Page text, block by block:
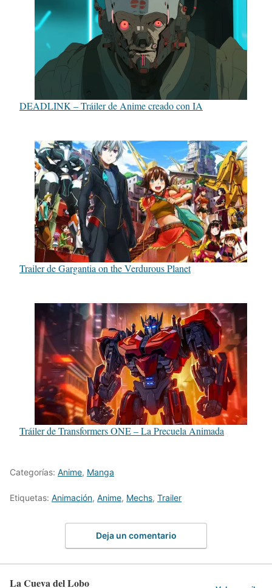
DEADLINK – Tráiler de Anime creado con IA
Trailer de Gargantia on the Verdurous Planet
Tráiler de Transformers ONE – La Precuela Animada
Categorías: Anime, Manga
Etiquetas: Animación, Anime, Mechs, Trailer
Deja un comentario
La Cueva del Lobo